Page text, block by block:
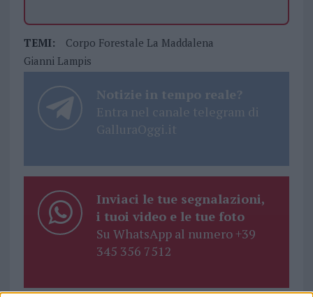
TEMI:
Corpo Forestale La Maddalena
Gianni Lampis
Notizie in tempo reale?
Entra nel canale telegram di
GalluraOggi.it
Inviaci le tue segnalazioni,
i tuoi video e le tue foto
Su WhatsApp al numero +39
345 356 7512